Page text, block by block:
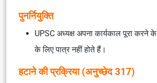
पुनर्नियुक्ति
UPSC अध्यक्ष अपना कार्यकाल पूरा करने के
के लिए पात्र नहीं होते हैं।
हटाने की प्रक्रिया (अनुच्छेद 317)